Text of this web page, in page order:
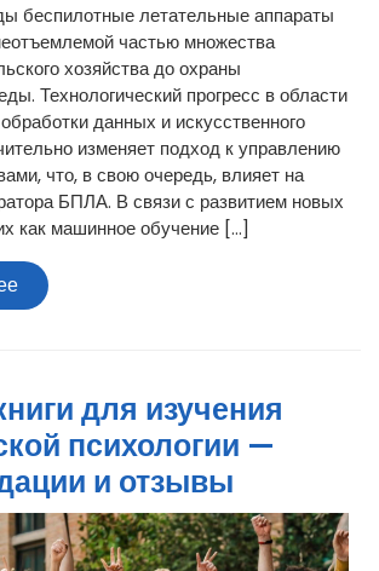
беспилотные летательные аппараты
частью множества
хозяйства до охраны
Технологический прогресс в области
данных и искусственного
изменяет подход к управлению
что, в свою очередь, влияет на
БПЛА. В связи с развитием новых
как машинное обучение […]
Читать
далее
для изучения
психологии —
и отзывы